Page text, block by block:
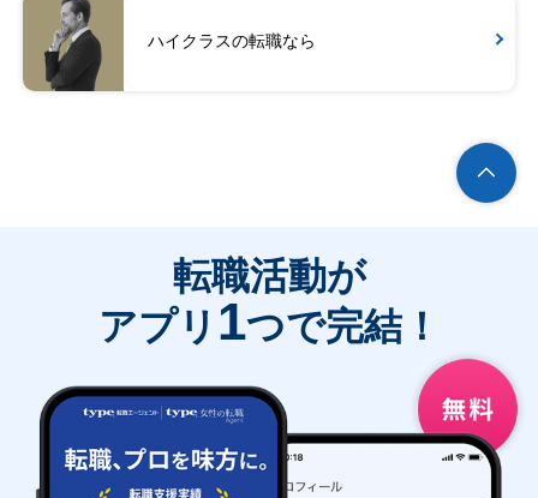
ハイクラスの転職なら
転職活動が
アプリ 1つで完結！